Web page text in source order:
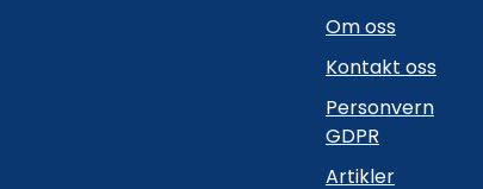
Om oss
Kontakt oss
Personvern
GDPR
Artikler